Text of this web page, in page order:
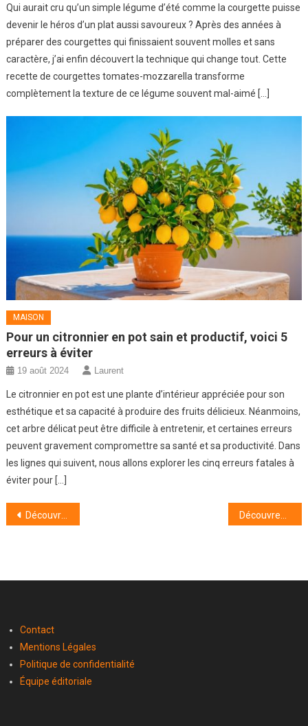
Qui aurait cru qu’un simple légume d’été comme la courgette puisse
devenir le héros d’un plat aussi savoureux ? Après des années à
préparer des courgettes qui finissaient souvent molles et sans
caractère, j’ai enfin découvert la technique qui change tout. Cette
recette de courgettes tomates-mozzarella transforme
complètement la texture de ce légume souvent mal-aimé […]
MAISON
Pour un citronnier en pot sain et productif, voici 5
erreurs à éviter
19 août 2024 Laurent
Le citronnier en pot est une plante d’intérieur appréciée pour son
esthétique et sa capacité à produire des fruits délicieux. Néanmoins,
cet arbre délicat peut être difficile à entretenir, et certaines erreurs
peuvent gravement compromettre sa santé et sa productivité. Dans
les lignes qui suivent, nous allons explorer les cinq erreurs fatales à
éviter pour […]
Navigation
Découvrez les secrets pour choisir la croisière idéale pour vos vacances Découvrez nos conseils et astuces pour faire des économies lors de vos courses !
Contact
Mentions Légales
Politique de confidentialité
Équipe éditoriale